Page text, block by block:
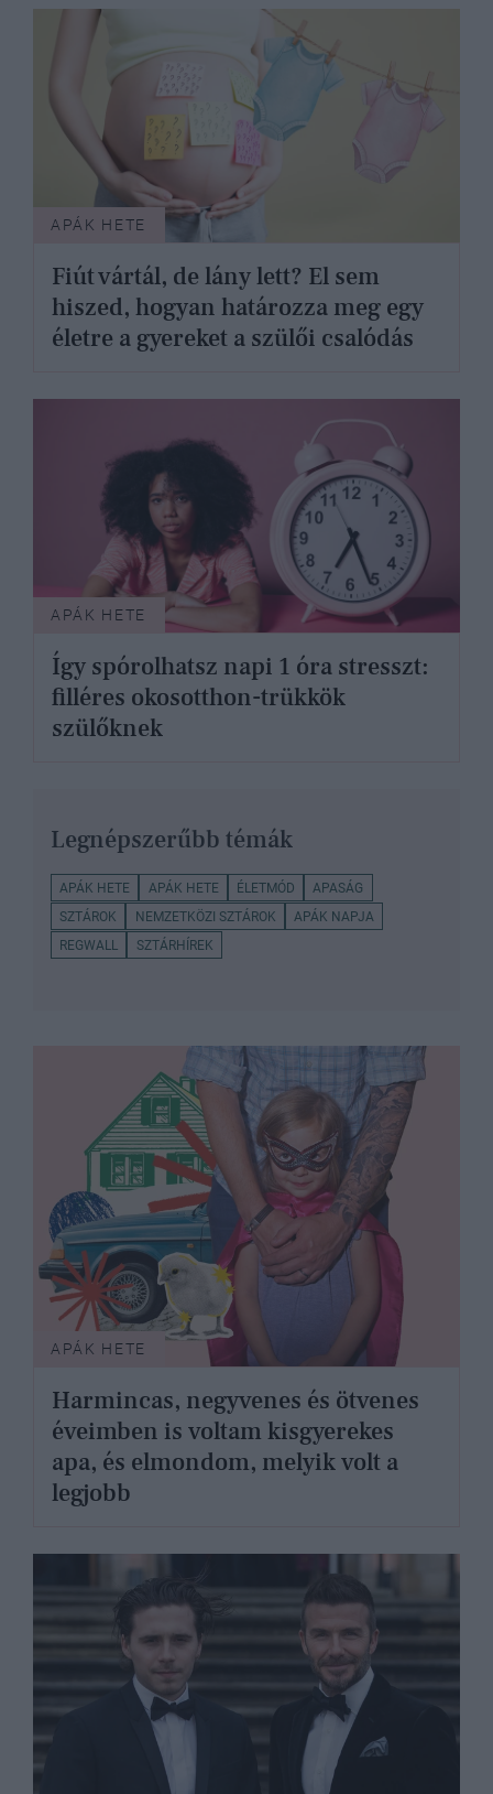
APÁK HETE
Fiút vártál, de lány lett? El sem
hiszed, hogyan határozza meg egy
életre a gyereket a szülői csalódás
APÁK HETE
Így spórolhatsz napi 1 óra stresszt:
filléres okosotthon-trükkök
szülőknek
Legnépszerűbb témák
APÁK HETE APÁK HETE ÉLETMÓD
APASÁG
SZTÁROK
NEMZETKÖZI SZTÁROK
APÁK NAPJA
REGWALL
SZTÁRHÍREK
APÁK HETE
Harmincas, negyvenes és ötvenes
éveimben is voltam kisgyerekes
apa, és elmondom, melyik volt a
legjobb